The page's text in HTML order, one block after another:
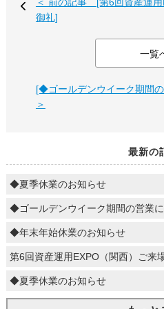
御礼]
一覧
[◆ゴールデンウイーク期間
＞
最新の
◆夏季休業のお知らせ
◆ゴールデンウイーク期間の営業
◆年末年始休業のお知らせ
第6回資産運用EXPO（関西）ご来
◆夏季休業のお知らせ